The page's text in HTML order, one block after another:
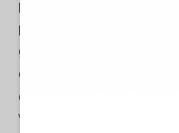
perché l'ultima cosa che i
post-democratiche
governare è la putrefazione
di cui sono in gran parte, se
dell'Occidente sono sempre
Vance, in poche frasi, ha